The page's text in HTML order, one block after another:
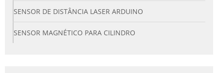
SENSOR DE DISTÂNCIA LASER ARDUINO
SENSOR MAGNÉTICO PARA CILINDRO